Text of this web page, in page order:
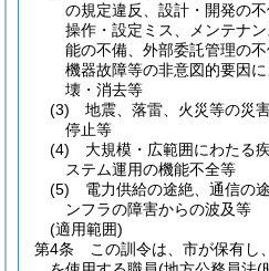
の規定違反、設計・開発の
操作・設定ミス、メンテナ
能の不備、外部委託管理の
機器故障等の非意図的要因
壊・消去等
(3)
地震、落雷、火災等の災
停止等
(4)
大規模・広範囲にわたる
ステム運用の機能不全等
(5)
電力供給の途絶、通信の
ンフラの障害からの波及等
(適用範囲)
第4条
この訓令は、市が保有し